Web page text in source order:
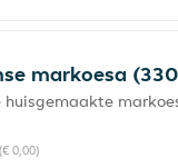
markoesa
huisgemaakte
0,00)